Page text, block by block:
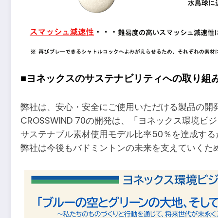
■ヨネックスのサステナビリティへの取り組
弊社は、安心・安全にご使用いただける製品の
CROSSWIND 70の開発は、「ヨネックス環境ビ
サステナブル素材使用モデル比率50％を達成す
弊社は今後もバドミントンの未来を支えていく